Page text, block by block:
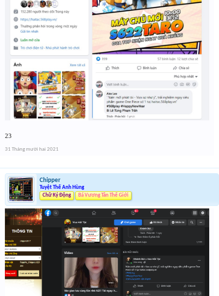
23
31 Tháng mười hai 2021
Chipper
Tuyệt Thế Anh Hùng
Chữ Ký Động
Bá Vương Tân Thế Giới